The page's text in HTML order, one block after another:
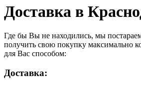
Доставка в
Где бы Вы не находились, мы
получить свою покупку максимально
для Вас способом:
Доставка: